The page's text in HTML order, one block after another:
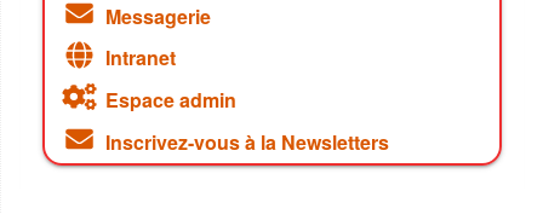
Messagerie
Intranet
Espace admin
Inscrivez-vous à la Newsletters